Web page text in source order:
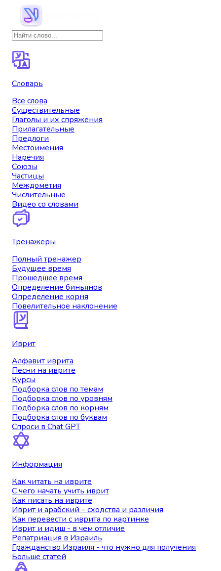
Словарь
Все слова
Существительные
Глаголы и их спряжения
Прилагательные
Предлоги
Местоимения
Наречия
Союзы
Частицы
Междометия
Числительные
Видео со словами
Тренажеры
Полный тренажер
Будущее время
Прошедшее время
Определение биньянов
Определение корня
Повелительное наклонение
Иврит
Алфавит иврита
Песни на иврите
Курсы
Подборка слов по темам
Подборка слов по уровням
Подборка слов по корням
Подборка слов по буквам
Спроси в Chat GPT
Информация
Как читать на иврите
С чего начать учить иврит
Как писать на иврите
Иврит и арабский – сходства и различия
Как перевести с иврита по картинке
Иврит и идиш - в чем отличие
Репатриация в Израиль
Гражданство Израиля - что нужно для получения
Больше статей